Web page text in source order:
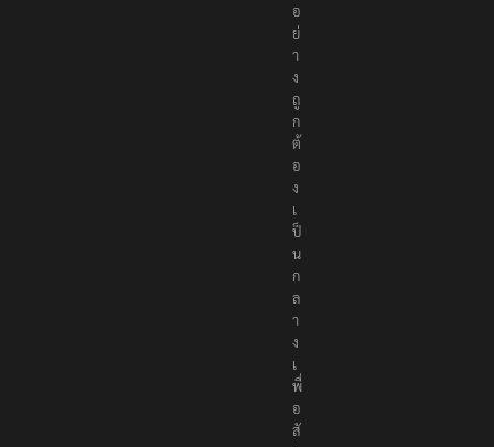
อ
ย่
า
ง
ถู
ก
ต้
อ
ง
เ
ป็
น
ก
ล
า
ง
เ
พื่
อ
สั